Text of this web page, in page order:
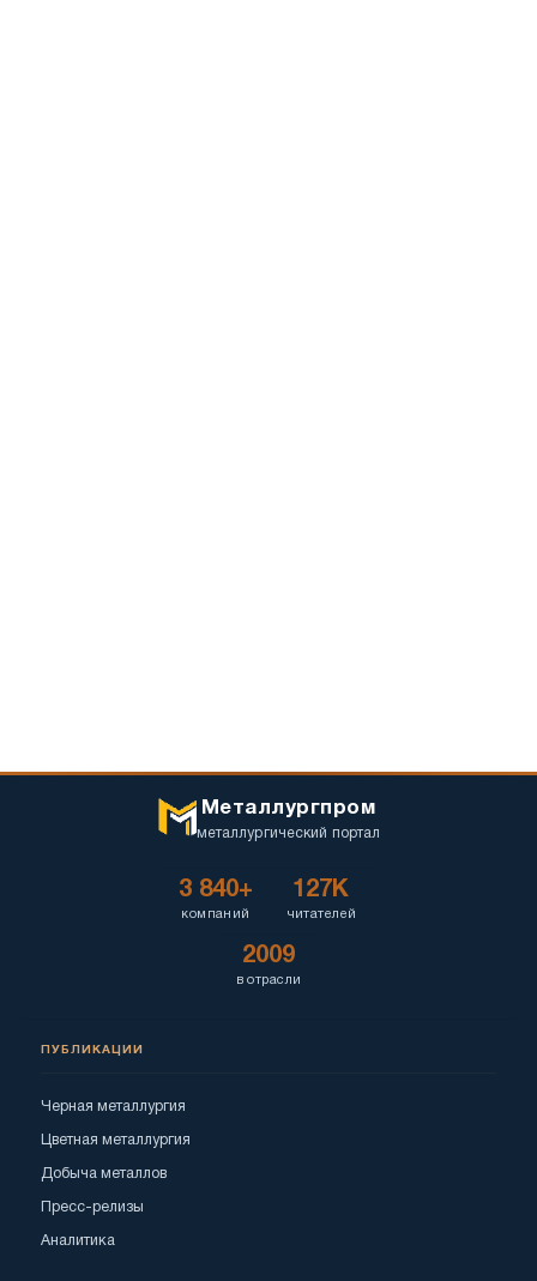
Металлургпром
металлургический портал
3 840+
компаний
127K
читателей
2009
в отрасли
ПУБЛИКАЦИИ
Черная металлургия
Цветная металлургия
Добыча металлов
Пресс-релизы
Аналитика